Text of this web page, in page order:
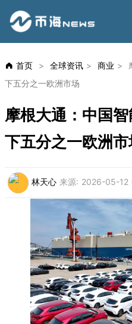
首页 > 全球资讯 > 商业 >
下五分之一欧洲市场
摩根大通：中国
下五分之一欧洲市
林天心 来源: 2026-05-12